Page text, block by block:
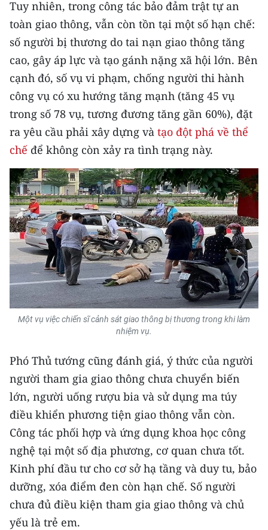
RADIO
MEDIA CENTER
E-Magazine
Video
Media Chính trị
Media Kinh tế
Media Văn hóa
Media Xã hội
Media Pháp luật
Media Du lịch
Media Thế giới
Media Thể thao
Media Khoa học - Công nghệ
Media Môi trường
Ảnh
Infographic
Tuy nhiên, trong công tác bảo đảm trật tự an
toàn giao thông, vẫn còn tồn tại một số hạn chế:
số người bị thương do tai nạn giao thông tăng
cao, gây áp lực và tạo gánh nặng xã hội lớn. Bên
cạnh đó, số vụ vi phạm, chống người thi hành
công vụ có xu hướng tăng mạnh (tăng 45 vụ
trong số 78 vụ, tương đương tăng gần 60%), đặt
ra yêu cầu phải xây dựng và tạo đột phá về thể
chế để không còn xảy ra tình trạng này.
Một vụ việc chiến sĩ cảnh sát giao thông bị thương trong khi làm
nhiệm vụ.
Phó Thủ tướng cũng đánh giá, ý thức của người
người tham gia giao thông chưa chuyển biến
lớn, người uống rượu bia và sử dụng ma túy
điều khiển phương tiện giao thông vẫn còn.
Công tác phối hợp và ứng dụng khoa học công
nghệ tại một số địa phương, cơ quan chưa tốt.
Kinh phí đầu tư cho cơ sở hạ tầng và duy tu, bảo
dưỡng, xóa điểm đen còn hạn chế. Số người
chưa đủ điều kiện tham gia giao thông và chủ
yếu là trẻ em.